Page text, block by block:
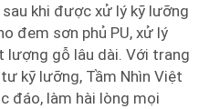
khi được xử lý kỹ lưỡng
đem sơn phủ PU, xử lý
lượng gỗ lâu dài. Với trang
kỹ lưỡng, Tầm Nhìn Việt
đáo, làm hài lòng mọi